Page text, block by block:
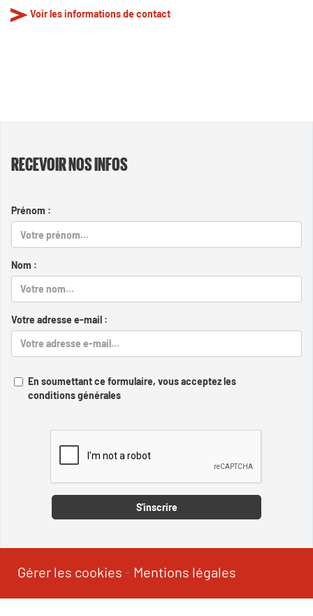
Voir les informations de contact
RECEVOIR NOS INFOS
Prénom :
Nom :
Votre adresse e-mail :
En soumettant ce formulaire, vous acceptez les
conditions générales
S'inscrire
Gérer les cookies - Mentions légales